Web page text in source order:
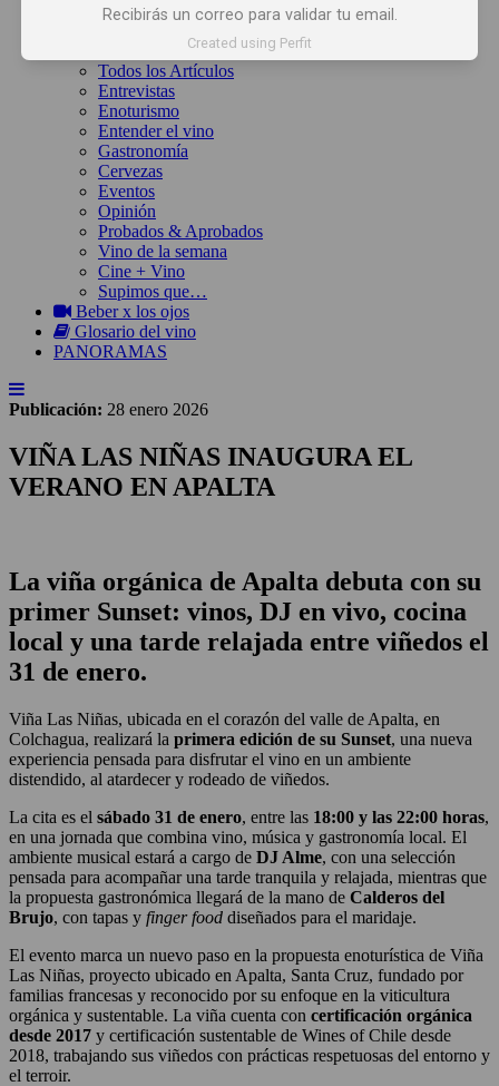
Inicio
Todos los Artículos
Entrevistas
Enoturismo
Entender el vino
Gastronomía
Cervezas
Eventos
Opinión
Probados & Aprobados
Vino de la semana
Cine + Vino
Supimos que…
Beber x los ojos
Glosario del vino
PANORAMAS
Publicación: 28 enero 2026
VIÑA LAS NIÑAS INAUGURA EL
VERANO EN APALTA
La viña orgánica de Apalta debuta con su
primer Sunset: vinos, DJ en vivo, cocina
local y una tarde relajada entre viñedos el
31 de enero.
Viña Las Niñas, ubicada en el corazón del valle de Apalta, en
Colchagua, realizará la primera edición de su Sunset, una nueva
experiencia pensada para disfrutar el vino en un ambiente
distendido, al atardecer y rodeado de viñedos.
La cita es el sábado 31 de enero, entre las 18:00 y las 22:00 horas,
en una jornada que combina vino, música y gastronomía local. El
ambiente musical estará a cargo de DJ Alme, con una selección
pensada para acompañar una tarde tranquila y relajada, mientras que
la propuesta gastronómica llegará de la mano de Calderos del
Brujo, con tapas y finger food diseñados para el maridaje.
El evento marca un nuevo paso en la propuesta enoturística de Viña
Las Niñas, proyecto ubicado en Apalta, Santa Cruz, fundado por
familias francesas y reconocido por su enfoque en la viticultura
orgánica y sustentable. La viña cuenta con certificación orgánica
desde 2017 y certificación sustentable de Wines of Chile desde
2018, trabajando sus viñedos con prácticas respetuosas del entorno y
el terroir.
Recibirás un correo para validar tu email.
Created using Perfit